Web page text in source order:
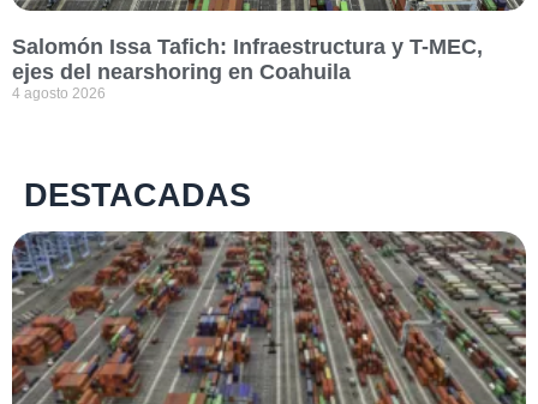
Salomón Issa Tafich: Infraestructura y T-MEC,
ejes del nearshoring en Coahuila
4 agosto 2026
DESTACADAS